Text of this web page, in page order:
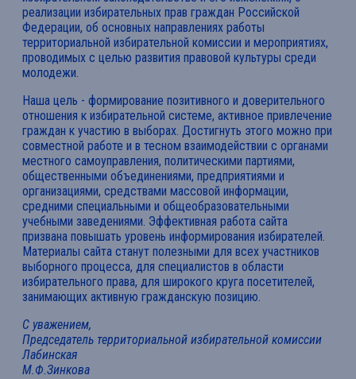
реализации избирательных прав граждан Российской
Федерации, об основных направлениях работы
территориальной избирательной комиссии и мероприятиях,
проводимых с целью развития правовой культуры среди
молодежи.
Наша цель - формирование позитивного и доверительного
отношения к избирательной системе, активное привлечение
граждан к участию в выборах. Достигнуть этого можно при
совместной работе и в тесном взаимодействии с органами
местного самоуправления, политическими партиями,
общественными объединениями, предприятиями и
организациями, средствами массовой информации,
средними специальными и общеобразовательными
учебными заведениями. Эффективная работа сайта
призвана повышать уровень информирования избирателей.
Материалы сайта станут полезными для всех участников
выборного процесса, для специалистов в области
избирательного права, для широкого круга посетителей,
занимающих активную гражданскую позицию.
С уважением,
Председатель территориальной избирательной комиссии
Лабинская
М.Ф.Зинкова